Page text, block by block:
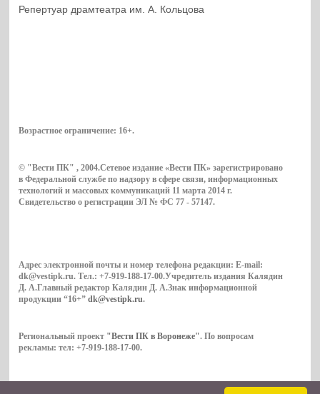
Репертуар драмтеатра им. А. Кольцова
Возрастное ограничение: 16+.
© "Вести ПК" , 2004.Сетевое издание «Вести ПК» зарегистрировано
в Федеральной службе по надзору в сфере связи, информационных
технологий и массовых коммуникаций 11 марта 2014 г.
Свидетельство о регистрации ЭЛ № ФС 77 - 57147.
Адрес электронной почты и номер телефона редакции: E-mail:
dk@vestipk.ru. Тел.: +7-919-188-17-00.Учредитель издания Калядин
Д. А.Главный редактор Калядин Д. А.Знак информационной
продукции “16+”dk@vestipk.ru.
Региональный проект "Вести ПК в Воронеже". По вопросам
рекламы: тел: +7-919-188-17-00.